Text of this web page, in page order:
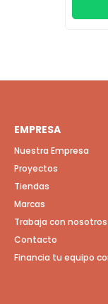
EMPRESA
Nuestra Empresa
Proyectos
Tiendas
Marcas
Trabaja con nosotros
Contacto
Financia tu equipo